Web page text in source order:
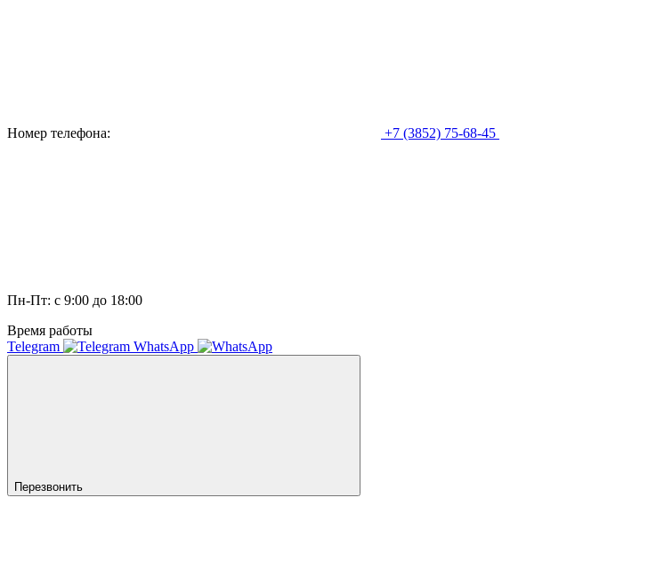
Номер телефона: +7 (3852) 75-68-45
Пн-Пт: с 9:00 до 18:00
Время работы
Telegram
WhatsApp
Перезвонить